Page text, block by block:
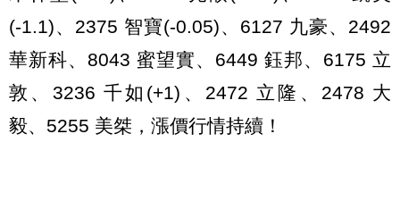
(-1.1)、2375 智寶(-0.05)、6127 九豪、2492
華新科、8043 蜜望實、6449 鈺邦、6175 立
敦、3236 千如(+1)、2472 立隆、2478 大
毅、5255 美桀，漲價行情持續！